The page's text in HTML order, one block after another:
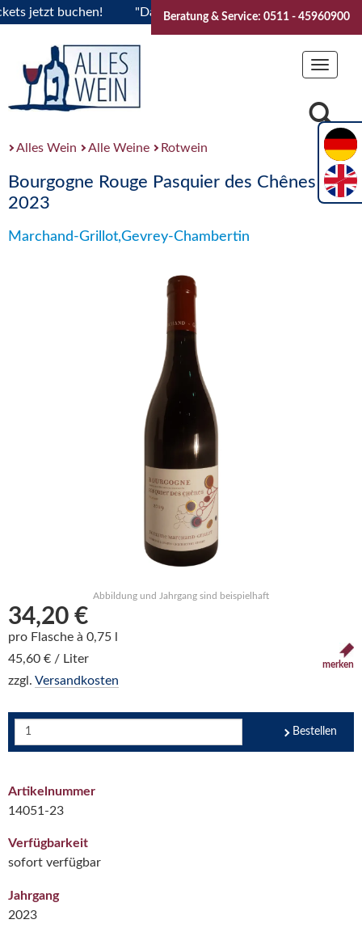
jetzt buchen! "Das Sommerfest 2026" Vive la
Beratung & Service: 0511 - 45960900
Toggle
Alles Wein Alle Weine Rotwein
Bourgogne Rouge Pasquier des Chênes
2023
Marchand-Grillot,Gevrey-Chambertin
Abbildung und Jahrgang sind beispielhaft
34,20 €
pro Flasche à 0,75 l
45,60 € / Liter
zzgl. Versandkosten
merken
Bestellen
Artikelnummer
14051-23
Verfügbarkeit
sofort verfügbar
Jahrgang
2023